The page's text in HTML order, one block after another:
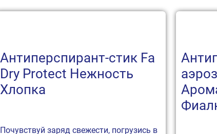
Антиперспирант-стик Fa
Dry Protect Нежность
Хлопка
Почувствуй заряд свежести, погрузись в